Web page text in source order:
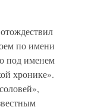
по имени
под именем
хронике».